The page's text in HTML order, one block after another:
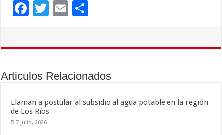
F
o
k
T
E
ar
r
Articulos Relacionados
Llaman a postular al subsidio al agua potable en la región
de Los Ríos
7 julio, 2026